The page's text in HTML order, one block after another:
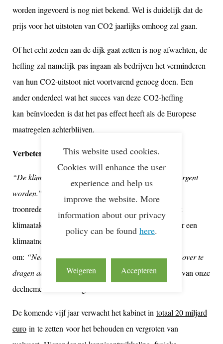
worden ingevoerd is nog niet bekend. Wel is duidelijk datde
prijs voor het uitstoten van CO2 jaarlijks omhoog zal gaan.
Of het echt zoden aan de dijk gaat zetten is nog afwachten, de
heffing zal namelijk pas ingaan als bedrijven het verminderen
van hun CO2-uitstootniet voortvarend genoeg doen. Een
ander onderdeel wat hetsucces van deze CO2-heffing
kan beïnvloeden is dat het pas effect heeft als de Europese
maatregelen achterblijven.
Verbetering infrastructuur
“De klimaatverandering is door corona niet minder urgent
worden.”
troonrede.
t
klimaatakkoord ter sprake.
Niet alleen om de weg naar een
klimaatneutraal Nederland in te slaan, maar ook
om: “Nederland welvarender, schoner en duurzamer over te
dragen aan de jongeren van nu.”
Een gevoel die veel van onze
deelnemers ook uitdragen.
De komende vijf jaar verwacht het kabinet in totaal 20 miljard
euro in te zetten voor het behouden en vergroten van
This website used cookies.
Cookies will enhance the user
experience and help us
improve the website. More
information about our privacy
policy can be found here.
Weigeren Accepteren